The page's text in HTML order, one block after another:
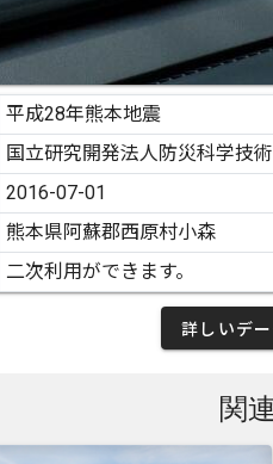
平成28年熊本地震
国立研究開発法人防災科学技
2016-07-01
熊本県阿蘇郡西原村小森
二次利用ができます。
詳しいデ
関